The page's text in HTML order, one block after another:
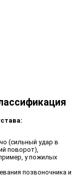
(сильный удар в
поворот),
у пожилых
позвоночника и